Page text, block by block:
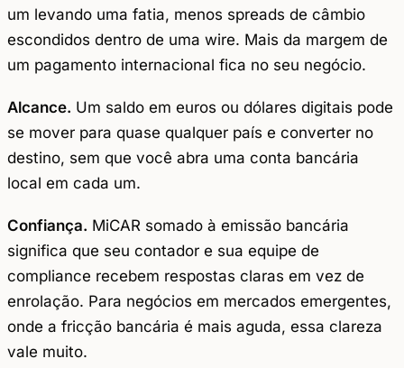
um levando uma fatia, menos spreads de câmbio
escondidos dentro de uma wire. Mais da margem de
um pagamento internacional fica no seu negócio.
Alcance. Um saldo em euros ou dólares digitais pode
se mover para quase qualquer país e converter no
destino, sem que você abra uma conta bancária
local em cada um.
Confiança. MiCAR somado à emissão bancária
significa que seu contador e sua equipe de
compliance recebem respostas claras em vez de
enrolação. Para negócios em mercados emergentes,
onde a fricção bancária é mais aguda, essa clareza
vale muito.